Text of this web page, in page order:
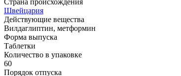
Швейцария
Действующие вещества
Вилдаглиптин, метформин
Форма выпуска
Таблетки
Количество в упаковке
60
Порядок отпуска